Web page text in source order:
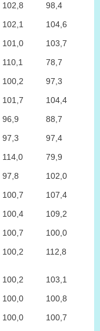
102,8
98,4
102,1
104,6
101,0
103,7
110,1
78,7
100,2
97,3
101,7
104,4
96,9
88,7
97,3
97,4
114,0
79,9
97,8
102,0
100,7
107,4
100,4
109,2
100,7
100,0
100,2 112,8
100,2
103,1
100,0
100,8
100,0
100,7